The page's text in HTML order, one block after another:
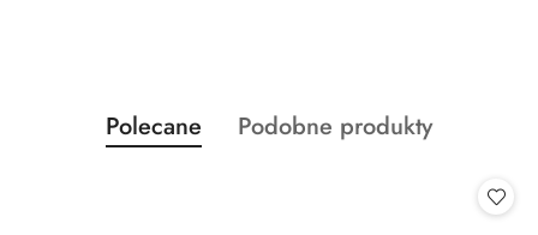
Pomiń karuzelę produktów
Produkty
o
Polecane
Produkty
Podobne produkty